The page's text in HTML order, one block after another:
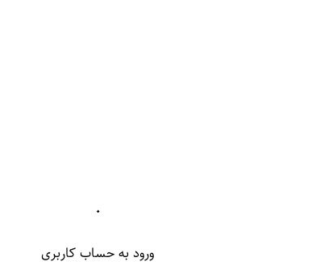
۰
ورود به حساب کاربری